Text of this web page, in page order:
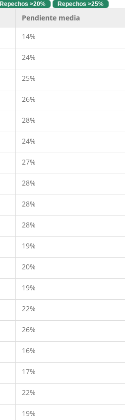
Repechos >20% Repechos >25%
Pendiente media
14%
24%
25%
26%
28%
24%
27%
28%
28%
28%
19%
20%
19%
22%
26%
16%
17%
22%
19%